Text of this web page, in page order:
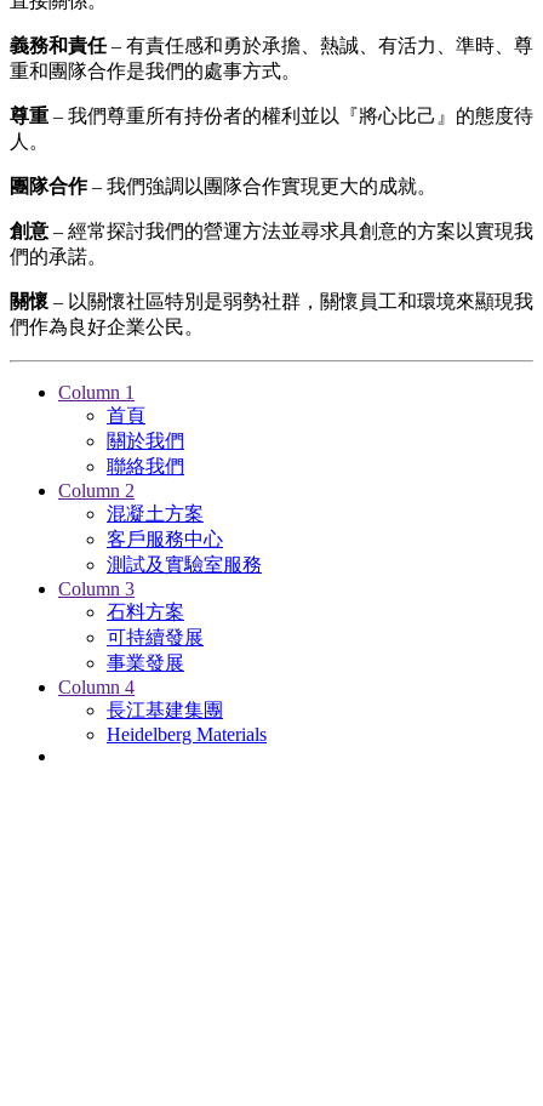
義務和責任– 有責任感和勇於承擔、熱誠、有活力、準時、尊
重和團隊合作是我們的處事方式。
尊重 – 我們尊重所有持份者的權利並以『將心比己』的態度待
人。
團隊合作– 我們強調以團隊合作實現更大的成就。
創意 – 經常探討我們的營運方法並尋求具創意的方案以實現我
們的承諾。
關懷 – 以關懷社區特別是弱勢社群，關懷員工和環境來顯現我
們作為良好企業公民。
Column 1
首頁
關於我們
聯絡我們
Column 2
混凝土方案
客戶服務中心
測試及實驗室服務
Column 3
石料方案
可持續發展
事業發展
Column 4
長江基建集團
Heidelberg Materials